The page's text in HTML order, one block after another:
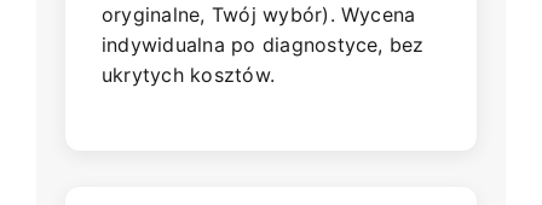
oryginalne, Twój wybór). Wycena
indywidualna po diagnostyce, bez
ukrytych kosztów.